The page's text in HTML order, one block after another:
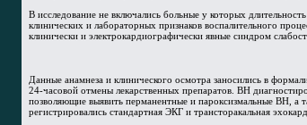
В исследование не включались больные у которых
клинических и лабораторных признаков воспалительного
клинически и электрокардиографически явные синдром
Данные анамнеза и клинического осмотра заносились в
24-часовой отмены лекарственных препаратов. ВН
позволяющие выявить перманентные и пароксизмальные ВН,
регистрировались стандартная ЭКГ и трансторакальная